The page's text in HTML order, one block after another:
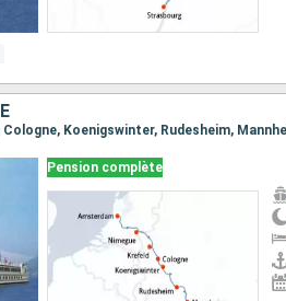
Koenigswinter, Rudesheim,
Pension complète